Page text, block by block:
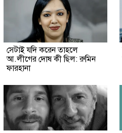
সেটাই যদি করেন তাহলে
আ.লীগের দোষ কী ছিল: রুমিন
ফারহানা